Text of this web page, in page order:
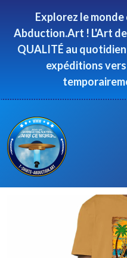
Explorez le
Abduction.Art ! L'Art
QUALITÉ au
expéditions